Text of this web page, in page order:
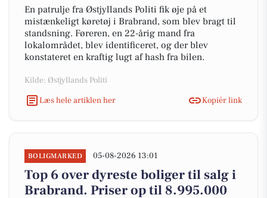
En patrulje fra Østjyllands Politi fik øje på et
mistænkeligt køretøj i Brabrand, som blev bragt til
standsning. Føreren, en 22-årig mand fra
lokalområdet, blev identificeret, og der blev
konstateret en kraftig lugt af hash fra bilen.
Kilde: Østjyllands Politi
Læs hele artiklen her
Kopiér link
BOLIGMARKED 05-08-2026 13:01
Top 6 over dyreste boliger til salg i
Brabrand. Priser op til 8.995.000